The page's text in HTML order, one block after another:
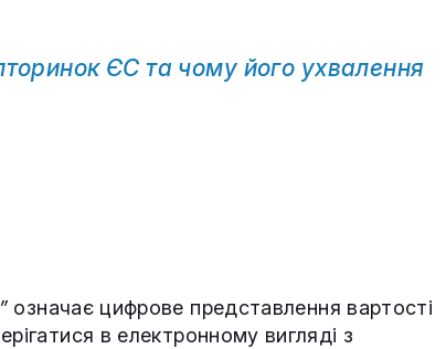
ЄС та чому його ухвалення
означає цифрове представлення вартості
в електронному вигляді з